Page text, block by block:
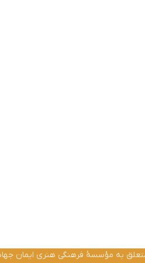
به مؤسسۀ فرهنگی هنری ایمان جهادی است